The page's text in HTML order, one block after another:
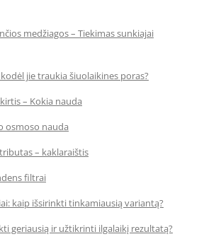
medžiagos – Tiekimas sunkiajai
jie traukia šiuolaikines poras?
– Kokia nauda
osmoso nauda
– kaklaraištis
filtrai
kaip išsirinkti tinkamiausią variantą?
geriausią ir užtikrinti ilgalaikį rezultatą?